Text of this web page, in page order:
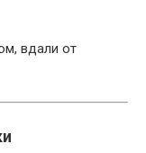
вдали от